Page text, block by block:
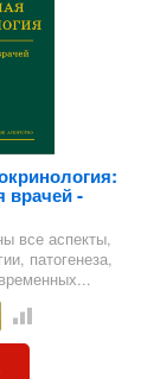
врачей -
все аспекты,
патогенеза,